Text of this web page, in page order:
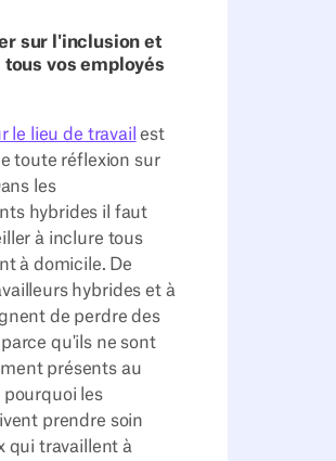
sur l'inclusion et
tous vos employés
le lieu de travail est
toute réflexion sur
les
hybrides il faut
à inclure tous
à domicile. De
hybrides et à
de perdre des
qu'ils ne sont
présents au
pourquoi les
prendre soin
qui travaillent à